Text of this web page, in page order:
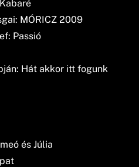
MÓRICZ 2009
Passió
Hát akkor itt fogunk
és Júlia